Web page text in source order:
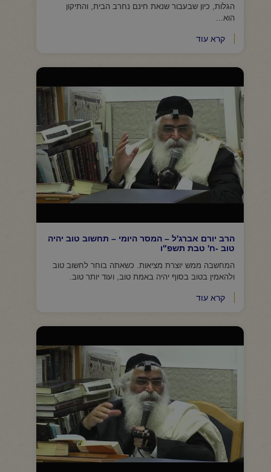
הגלות, כיון שבעבור שנאת חינם נחרב הבית, והתיקון
הוא...
קרא עוד
הרב יורם אברג'ל – המסר היומי – תחשוב טוב יהיה
טוב -ח' טבת תשפ"ו
המחשבה ממש יוצרת מציאות. כשאתה בוחר לחשוב טוב
ולהאמין בטוב בסוף יהיה באמת טוב, ועוד יותר טוב.
קרא עוד